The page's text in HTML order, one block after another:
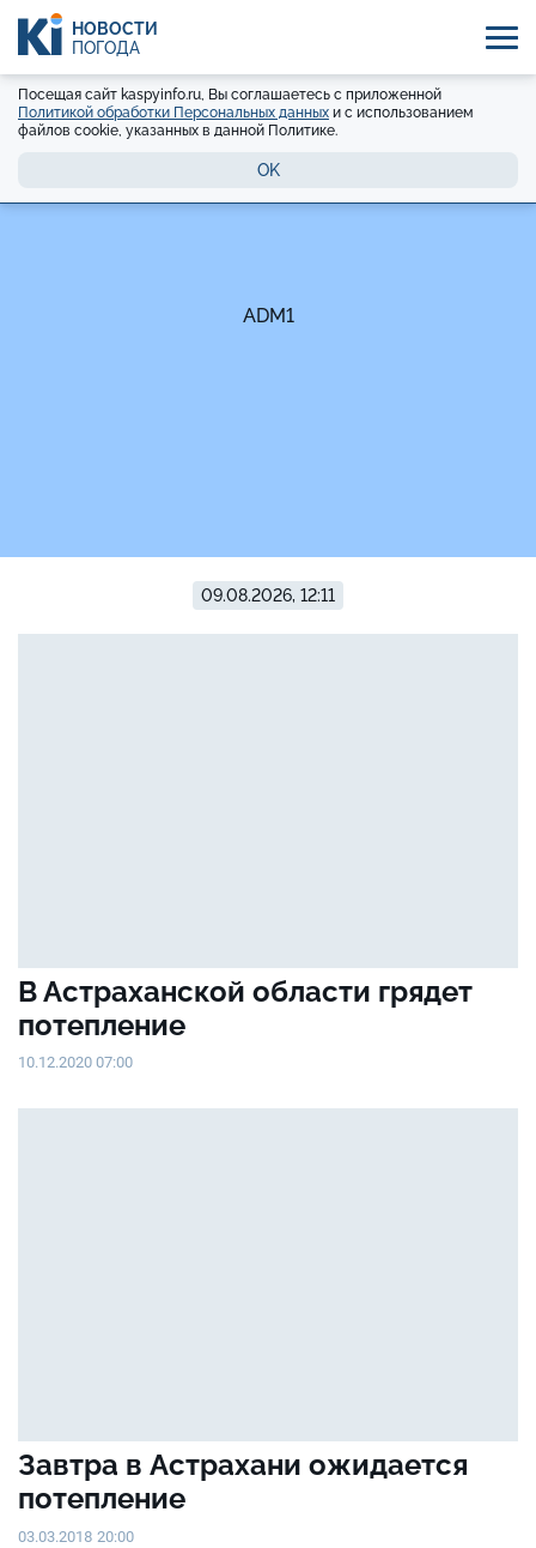
НОВОСТИ
ПОГОДА
Посещая сайт kaspyinfo.ru, Вы соглашаетесь с приложенной
Политикой обработки Персональных данных и с использованием
файлов cookie, указанных в данной Политике.
OK
ADM1
09.08.2026, 12:11
В Астраханской области грядет
потепление
10.12.2020 07:00
Завтра в Астрахани ожидается
потепление
03.03.2018 20:00